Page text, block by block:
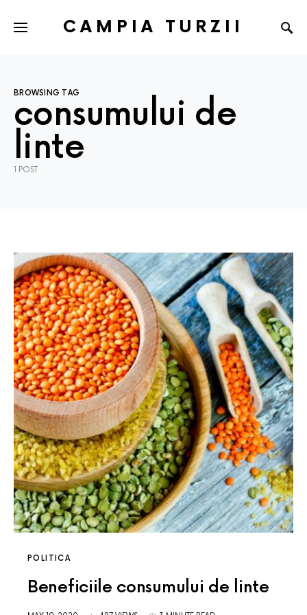
CAMPIA TURZII
BROWSING TAG
consumului de
linte
1 POST
POLITICA
Beneficiile consumului de linte